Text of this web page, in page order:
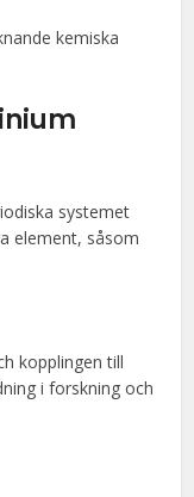
kemiska
systemet
element, såsom
kopplingen till
i forskning och